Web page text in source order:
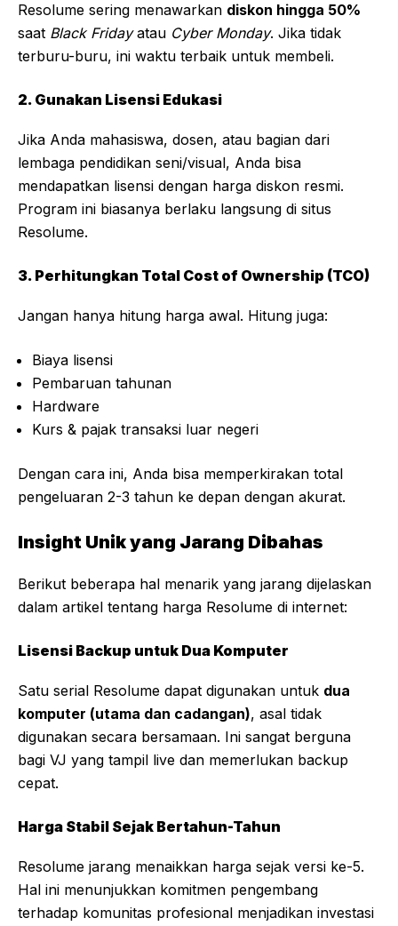
Resolume sering menawarkan diskon hingga 50%
saat Black Fridayatau Cyber Monday. Jika tidak
terburu-buru, ini waktu terbaik untuk membeli.
2. Gunakan Lisensi Edukasi
Jika Anda mahasiswa, dosen, atau bagian dari
lembaga pendidikan seni/visual, Anda bisa
mendapatkan lisensi dengan harga diskon resmi.
Program ini biasanya berlaku langsung di situs
Resolume.
3. Perhitungkan Total Cost of Ownership (TCO)
Jangan hanya hitung harga awal. Hitung juga:
Biaya lisensi
Pembaruan tahunan
Hardware
Kurs & pajak transaksi luar negeri
Dengan cara ini, Anda bisa memperkirakan total
pengeluaran 2-3 tahun ke depan dengan akurat.
Insight Unik yang Jarang Dibahas
Berikut beberapa hal menarik yang jarang dijelaskan
dalam artikel tentang harga Resolume di internet:
Lisensi Backup untuk Dua Komputer
Satu serial Resolume dapat digunakan untuk dua
komputer (utama dan cadangan), asal tidak
digunakan secara bersamaan. Ini sangat berguna
bagi VJ yang tampil live dan memerlukan backup
cepat.
Harga Stabil Sejak Bertahun-Tahun
Resolume jarang menaikkan harga sejak versi ke-5.
Hal ini menunjukkan komitmen pengembang
terhadap komunitas profesional menjadikan investasi